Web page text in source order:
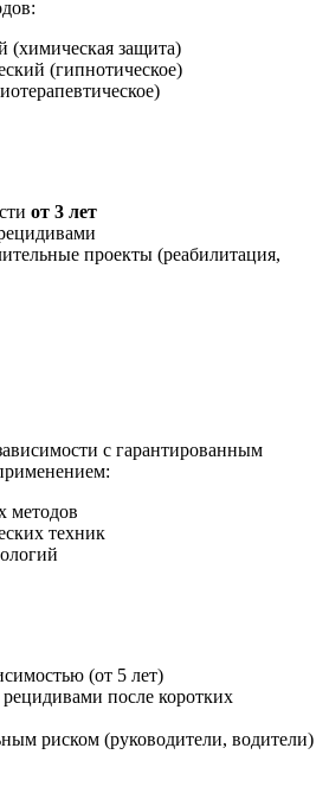
(химическая защита)
(гипнотическое)
от 3 лет
проекты (реабилитация,
с гарантированным
методов
техник
(от 5 лет)
после коротких
риском (руководители, водители)